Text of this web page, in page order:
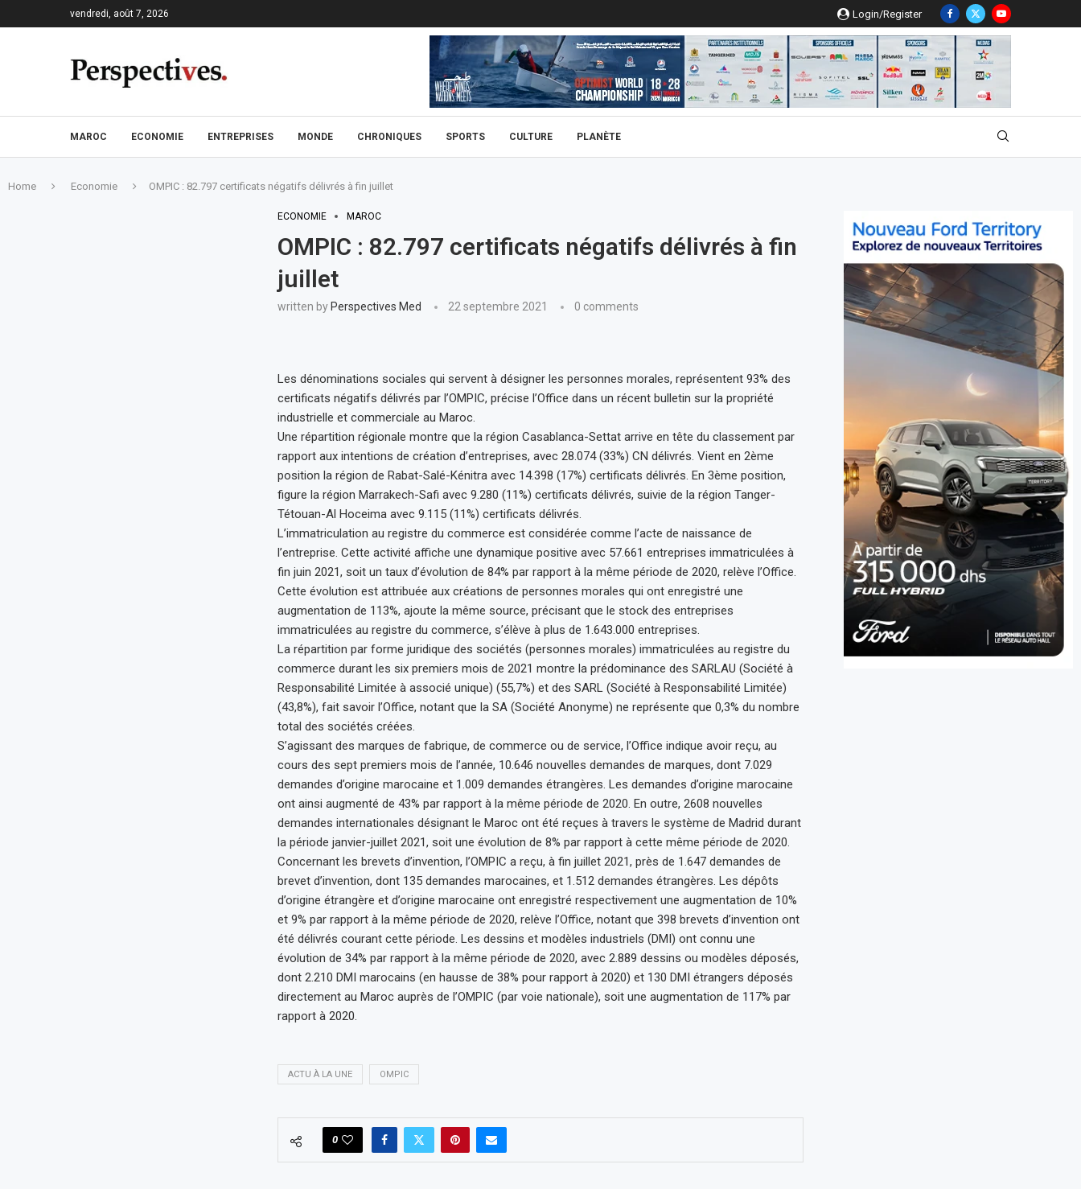
vendredi, août 7, 2026 Login/Register
MAROC ECONOMIE ENTREPRISES MONDE CHRONIQUES SPORTS CULTURE PLANÈTE
Home Economie OMPIC : 82.797 certificats négatifs délivrés à fin juillet
ECONOMIE MAROC
OMPIC : 82.797 certificats négatifs délivrés à fin
juillet
written by Perspectives Med 22 septembre 2021 0 comments
Les dénominations sociales qui servent à désigner les personnes morales, représentent 93% des
certificats négatifs délivrés par l’OMPIC, précise l’Office dans un récent bulletin sur la propriété
industrielle et commerciale au Maroc.
Une répartition régionale montre que la région Casablanca-Settat arrive en tête du classement par
rapport aux intentions de création d’entreprises, avec 28.074 (33%) CN délivrés. Vient en 2ème
position la région de Rabat-Salé-Kénitra avec 14.398 (17%) certificats délivrés. En 3ème position,
figure la région Marrakech-Safi avec 9.280 (11%) certificats délivrés, suivie de la région Tanger-
Tétouan-Al Hoceima avec 9.115 (11%) certificats délivrés.
L’immatriculation au registre du commerce est considérée comme l’acte de naissance de
l’entreprise. Cette activité affiche une dynamique positive avec 57.661 entreprises immatriculées à
fin juin 2021, soit un taux d’évolution de 84% par rapport à la même période de 2020, relève l’Office.
Cette évolution est attribuée aux créations de personnes morales qui ont enregistré une
augmentation de 113%, ajoute la même source, précisant que le stock des entreprises
immatriculées au registre du commerce, s’élève à plus de 1.643.000 entreprises.
La répartition par forme juridique des sociétés (personnes morales) immatriculées au registre du
commerce durant les six premiers mois de 2021 montre la prédominance des SARLAU (Société à
Responsabilité Limitée à associé unique) (55,7%) et des SARL (Société à Responsabilité Limitée)
(43,8%), fait savoir l’Office, notant que la SA (Société Anonyme) ne représente que 0,3% du nombre
total des sociétés créées.
S’agissant des marques de fabrique, de commerce ou de service, l’Office indique avoir reçu, au
cours des sept premiers mois de l’année, 10.646 nouvelles demandes de marques, dont 7.029
demandes d’origine marocaine et 1.009 demandes étrangères. Les demandes d’origine marocaine
ont ainsi augmenté de 43% par rapport à la même période de 2020. En outre, 2608 nouvelles
demandes internationales désignant le Maroc ont été reçues à travers le système de Madrid durant
la période janvier-juillet 2021, soit une évolution de 8% par rapport à cette même période de 2020.
Concernant les brevets d’invention, l’OMPIC a reçu, à fin juillet 2021, près de 1.647 demandes de
brevet d’invention, dont 135 demandes marocaines, et 1.512 demandes étrangères. Les dépôts
d’origine étrangère et d’origine marocaine ont enregistré respectivement une augmentation de 10%
et 9% par rapport à la même période de 2020, relève l’Office, notant que 398 brevets d’invention ont
été délivrés courant cette période. Les dessins et modèles industriels (DMI) ont connu une
évolution de 34% par rapport à la même période de 2020, avec 2.889 dessins ou modèles déposés,
dont 2.210 DMI marocains (en hausse de 38% pour rapport à 2020) et 130 DMI étrangers déposés
directement au Maroc auprès de l’OMPIC (par voie nationale), soit une augmentation de 117% par
rapport à 2020.
ACTU À LA UNE OMPIC
0